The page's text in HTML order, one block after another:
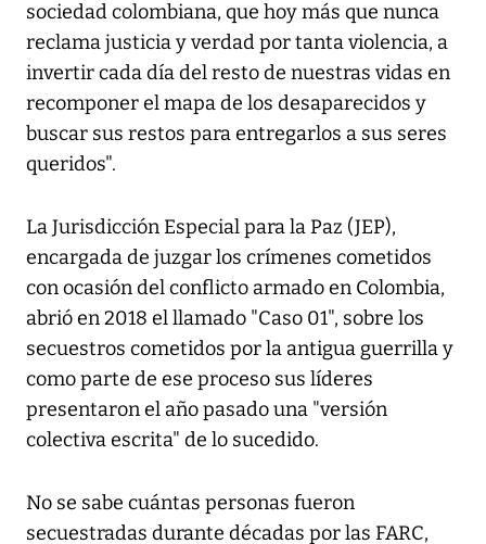
sociedad colombiana, que hoy más que nunca
reclama justicia y verdad por tanta violencia, a
invertir cada día del resto de nuestras vidas en
recomponer el mapa de los desaparecidos y
buscar sus restos para entregarlos a sus seres
queridos".
La Jurisdicción Especial para la Paz (JEP),
encargada de juzgar los crímenes cometidos
con ocasión del conflicto armado en Colombia,
abrió en 2018 el llamado "Caso 01", sobre los
secuestros cometidos por la antigua guerrilla y
como parte de ese proceso sus líderes
presentaron el año pasado una "versión
colectiva escrita" de lo sucedido.
No se sabe cuántas personas fueron
secuestradas durante décadas por las FARC,